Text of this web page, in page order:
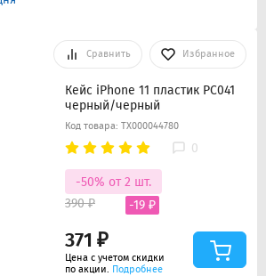
Сравнить Избранное
Кейс iPhone 11 пластик PC041
черный/черный
Код товара: ТХ000044780
0
-50% от 2 шт.
371 ₽
390 ₽ -19 ₽
Цена с учетом скидки
по акции. Подробнее